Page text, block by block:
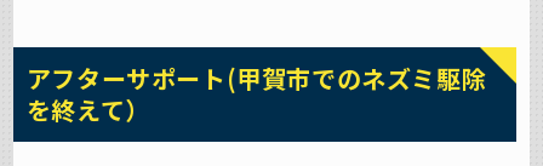
アフターサポート(甲賀市でのネズミ駆除
を終えて）